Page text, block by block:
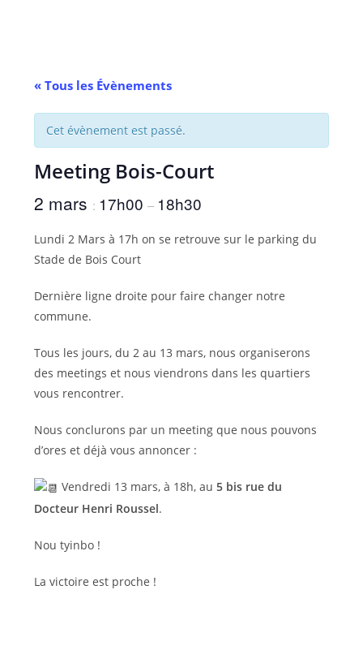
« Tous les Évènements
Cet évènement est passé.
Meeting Bois-Court
2 mars : 17h00– 18h30
Lundi 2 Mars à 17h on se retrouve sur le parking du
Stade de Bois Court
Dernière ligne droite pour faire changer notre
commune.
Tous les jours, du 2 au 13 mars, nous organiserons
des meetings et nous viendrons dans les quartiers
vous rencontrer.
Nous conclurons par un meeting que nous pouvons
d’ores et déjà vous annoncer :
Vendredi 13 mars, à 18h, au5 bis rue du
Docteur Henri Roussel.
Nou tyinbo !
La victoire est proche !